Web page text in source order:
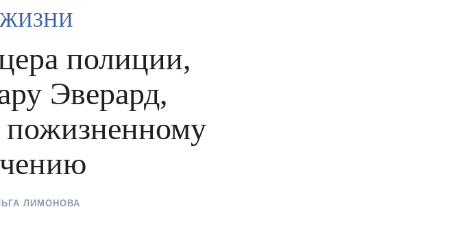
ЖИЗНИ
полиции,
Эверард,
пожизненному
ЛИМОНОВА